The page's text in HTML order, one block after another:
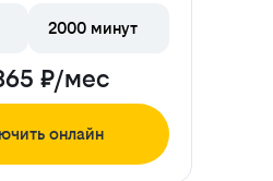
2000 минут
₽/мес
онлайн